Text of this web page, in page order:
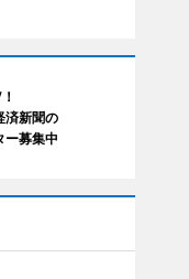
済新聞の
ー募集中